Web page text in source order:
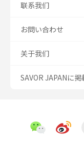
联系我们
お問い合わせ
关于我们
SAVOR JAPANに